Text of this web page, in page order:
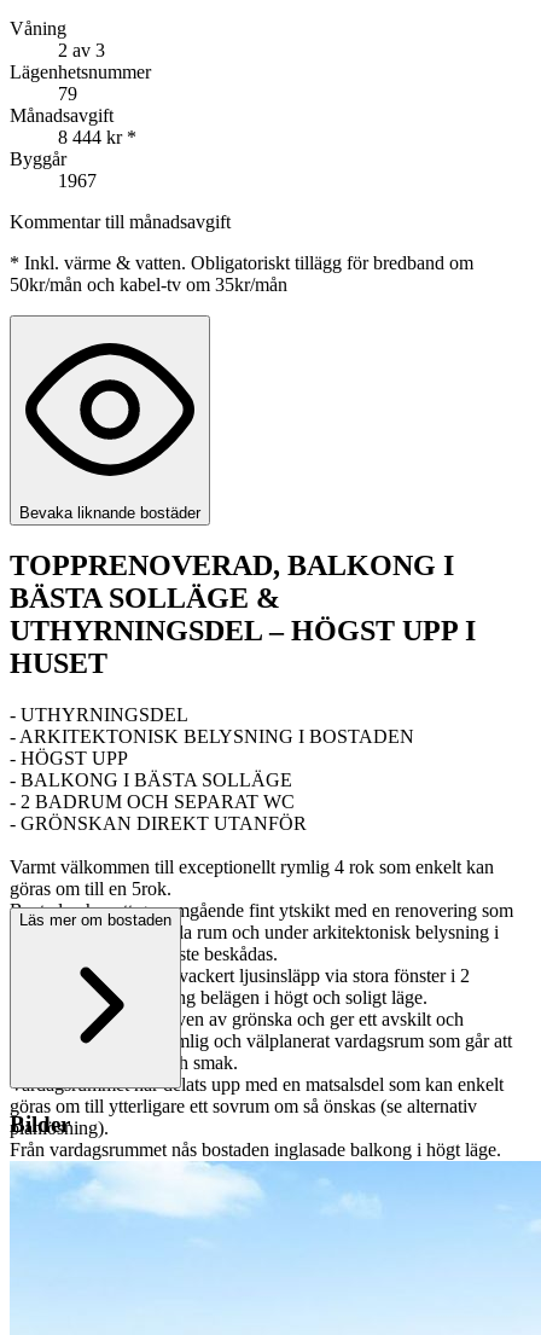
Våning
2 av 3
Lägenhetsnummer
79
Månadsavgift
8 444 kr*
Byggår
1967
Kommentar till månadsavgift
* Inkl. värme & vatten. Obligatoriskt tillägg för bredband om
50kr/mån och kabel-tv om 35kr/mån
Bevaka liknande bostäder
TOPPRENOVERAD, BALKONG I
BÄSTA SOLLÄGE &
UTHYRNINGSDEL – HÖGST UPP I
HUSET
- UTHYRNINGSDEL
- ARKITEKTONISK BELYSNING I BOSTADEN
- HÖGST UPP
- BALKONG I BÄSTA SOLLÄGE
- 2 BADRUM OCH SEPARAT WC
- GRÖNSKAN DIREKT UTANFÖR
Varmt välkommen till exceptionellt rymlig 4 rok som enkelt kan
göras om till en 5rok.
Bostaden har ett genomgående fint ytskikt med en renovering som
utfördes i bostadens alla rum och under arkitektonisk belysning i
bostaden som bara måste beskådas.
Denna bostad flödar i vackert ljusinsläpp via stora fönster i 2
väderstreck och balkong belägen i högt och soligt läge.
Bostaden är helt omgiven av grönska och ger ett avskilt och
rogivande intryck. Rymlig och välplanerat vardagsrum som går att
möblera efter tycke och smak.
Vardagsrummet har delats upp med en matsalsdel som kan enkelt
göras om till ytterligare ett sovrum om så önskas (se alternativ
planlösning).
Från vardagsrummet nås bostaden inglasade balkong i högt läge.
Milsvid utsikt samt omgiven av grönska och helt utan insyn.
Här kan ni njuta av solen från tidig eftermiddag till tidigt på kvällen.
Vidare erbjuder bostaden 3 stora sovrum, en separat wc i
Läs mer om bostaden
Bilder